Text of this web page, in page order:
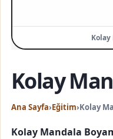
Kolay
Kolay
Ana Sayfa›Eğitim›Kolay
Kolay Mandala